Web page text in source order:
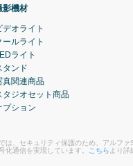
影機材
デオライト
ールライト
ライト
タンド
真関連商品
タジオセット商品
プション
は、セキュリティ保護のため、アルフ
化通信を実現しています。 こちらより詳